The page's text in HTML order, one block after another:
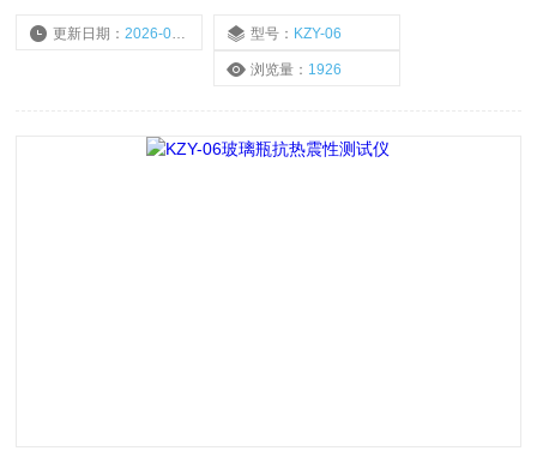
确的试验方法来测定玻璃瓶的抗热震性能，对于保证产品质量和提升
市场竞争力具有重要意义。在试验过程中，玻璃瓶耐热性检测仪
更新日期：2026-05-25 型号： KZY-06
浏览量： 1926